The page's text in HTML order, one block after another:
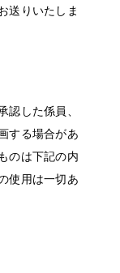
送りいたしま
した係員、
する場合があ
のは下記の内
使用は一切あ